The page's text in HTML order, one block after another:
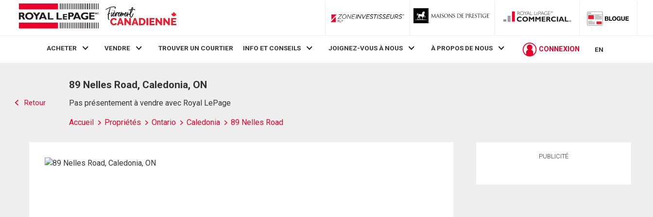
ZoneInvestisseurs RLP
ACHETER VENDRE TROUVER UN COURTIER INFO ET CONSEILS JOIGNEZ-VOUS À NOUS À PROPOS DE NOUS CONNEXION EN
Retour
89 Nelles Road, Caledonia, ON
Pas présentement à vendre avec Royal LePage
Accueil Propriétés Ontario Caledonia 89 Nelles Road
PUBLICITÉ